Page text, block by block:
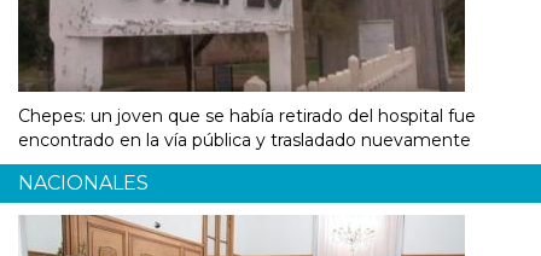
Chepes: un joven que se había retirado del hospital fue
encontrado en la vía pública y trasladado nuevamente
NACIONALES